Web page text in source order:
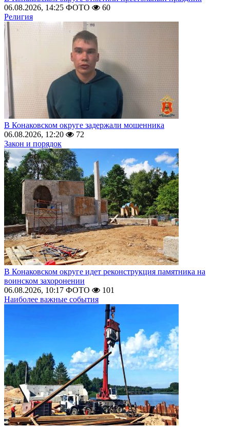
06.08.2026, 14:25 ФОТО
60
Религия
В Конаковском округе задержали мошенника
06.08.2026, 12:20
72
Закон и порядок
В Конаковском округе идет реконструкция памятника на
воинском захоронении
06.08.2026, 10:17 ФОТО
101
Наиболее важные события